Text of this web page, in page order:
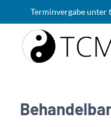
Terminvergabe unter